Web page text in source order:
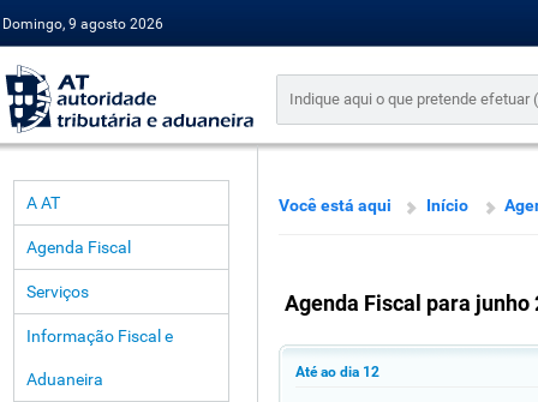
Domingo, 9 agosto 2026
A AT
Agenda Fiscal
Serviços
Informação Fiscal e
Aduaneira
Você está aqui Início
Agenda Fiscal para junho
Até ao dia 12